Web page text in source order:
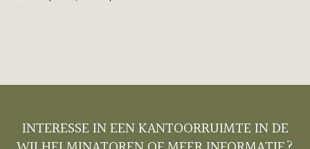
INTERESSE IN EEN KANTOORRUIMTE IN DE